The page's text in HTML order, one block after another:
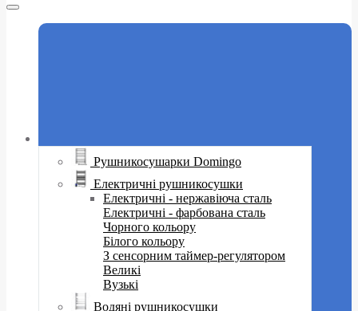
Рушникосушарки Domingo
Електричні рушникосушки
Електричні - нержавіюча сталь
Електричні - фарбована сталь
Чорного кольору
Білого кольору
З сенсорним таймер-регулятором
Великі
Вузькі
Водяні рушникосушки